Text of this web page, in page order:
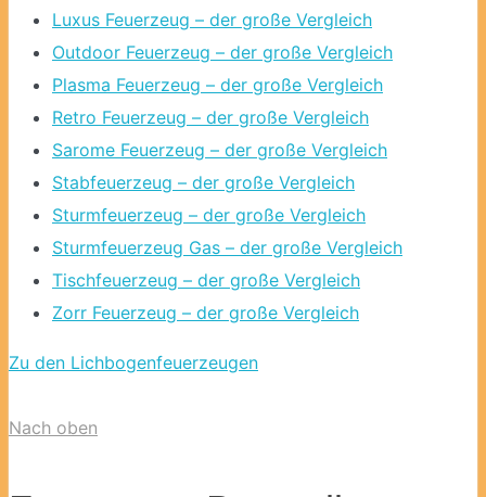
Luxus Feuerzeug – der große Vergleich
Outdoor Feuerzeug – der große Vergleich
Plasma Feuerzeug – der große Vergleich
Retro Feuerzeug – der große Vergleich
Sarome Feuerzeug – der große Vergleich
Stabfeuerzeug – der große Vergleich
Sturmfeuerzeug – der große Vergleich
Sturmfeuerzeug Gas – der große Vergleich
Tischfeuerzeug – der große Vergleich
Zorr Feuerzeug – der große Vergleich
Zu den Lichbogenfeuerzeugen
Nach oben